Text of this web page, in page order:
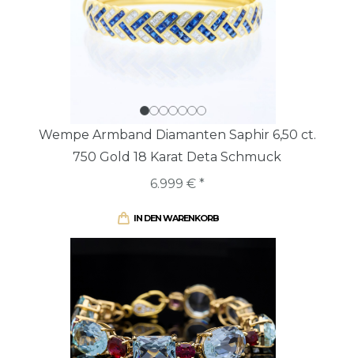
Wempe Armband Diamanten Saphir 6,50 ct.
750 Gold 18 Karat Deta Schmuck
6.999 € *
IN DEN WARENKORB